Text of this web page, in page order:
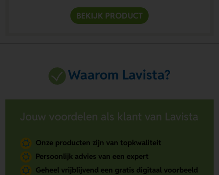
BEKIJK PRODUCT
Waarom Lavista?
Jouw voordelen als klant van Lavista
Onze producten zijn van topkwaliteit
Persoonlijk advies van een expert
Geheel vrijblijvend een gratis digitaal voorbeeld